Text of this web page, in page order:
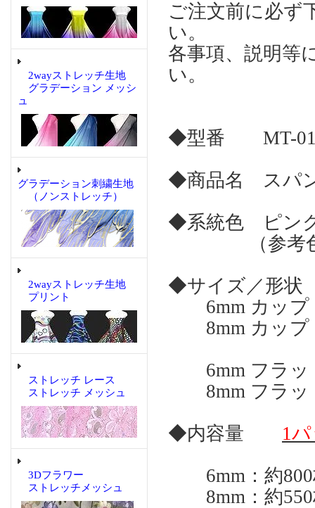
2wayストレッチ生地
グラデーション メッシ
ュ
グラデーション刺繍生地
（ノンストレッチ）
2wayストレッチ生地
プリント
ストレッチ レース
ストレッチ メッシュ
3Dフラワー
ストレッチメッシュ
ご注文前に必ず
い。
各事項、説明等
い。
◆型番 MT-
◆商品名 スパ
◆系統色 ピン
（参考色名
◆サイズ／形状
6mm カップ
8mm カップ
6mm フラッ
8mm フラッ
◆内容量 1
6mm：約800
8mm：約550